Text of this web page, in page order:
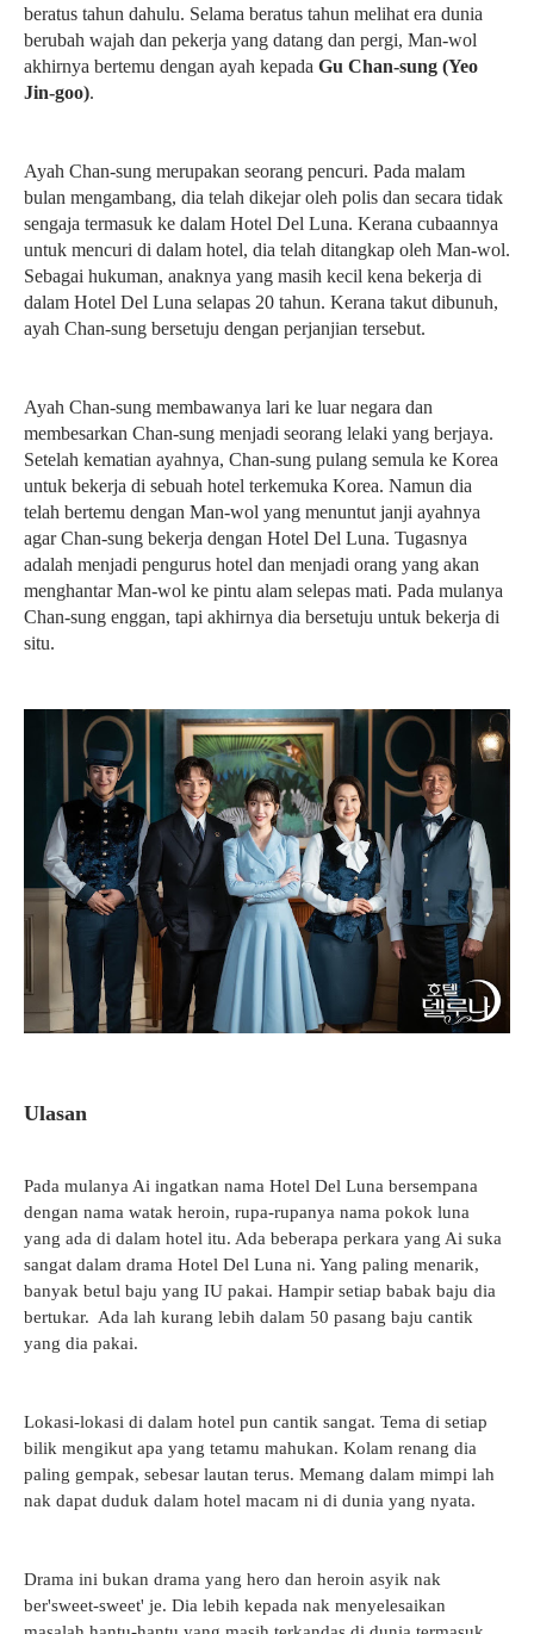
beratus tahun dahulu. Selama beratus tahun melihat era dunia
berubah wajah dan pekerja yang datang dan pergi, Man-wol
akhirnya bertemu dengan ayah kepada Gu Chan-sung (Yeo
Jin-goo).
Ayah Chan-sung merupakan seorang pencuri. Pada malam
bulan mengambang, dia telah dikejar oleh polis dan secara tidak
sengaja termasuk ke dalam Hotel Del Luna. Kerana cubaannya
untuk mencuri di dalam hotel, dia telah ditangkap oleh Man-wol.
Sebagai hukuman, anaknya yang masih kecil kena bekerja di
dalam Hotel Del Luna selapas 20 tahun. Kerana takut dibunuh,
ayah Chan-sung bersetuju dengan perjanjian tersebut.
Ayah Chan-sung membawanya lari ke luar negara dan
membesarkan Chan-sung menjadi seorang lelaki yang berjaya.
Setelah kematian ayahnya, Chan-sung pulang semula ke Korea
untuk bekerja di sebuah hotel terkemuka Korea. Namun dia
telah bertemu dengan Man-wol yang menuntut janji ayahnya
agar Chan-sung bekerja dengan Hotel Del Luna. Tugasnya
adalah menjadi pengurus hotel dan menjadi orang yang akan
menghantar Man-wol ke pintu alam selepas mati. Pada mulanya
Chan-sung enggan, tapi akhirnya dia bersetuju untuk bekerja di
situ.
Ulasan
Pada mulanya Ai ingatkan nama Hotel Del Luna bersempana
dengan nama watak heroin, rupa-rupanya nama pokok luna
yang ada di dalam hotel itu. Ada beberapa perkara yang Ai suka
sangat dalam drama Hotel Del Luna ni. Yang paling menarik,
banyak betul baju yang IU pakai. Hampir setiap babak baju dia
bertukar. Ada lah kurang lebih dalam 50 pasang baju cantik
yang dia pakai.
Lokasi-lokasi di dalam hotel pun cantik sangat. Tema di setiap
bilik mengikut apa yang tetamu mahukan. Kolam renang dia
paling gempak, sebesar lautan terus. Memang dalam mimpi lah
nak dapat duduk dalam hotel macam ni di dunia yang nyata.
Drama ini bukan drama yang hero dan heroin asyik nak
ber'sweet-sweet' je. Dia lebih kepada nak menyelesaikan